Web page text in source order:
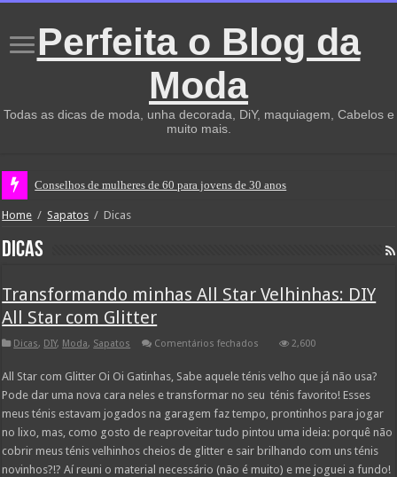
Perfeita o Blog da
Moda
Todas as dicas de moda, unha decorada, DiY, maquiagem, Cabelos e
muito mais.
Conselhos de mulheres de 60 para jovens de 30 anos
Home / Sapatos / Dicas
Dicas
Transformando minhas All Star Velhinhas: DIY
All Star com Glitter
Dicas, DIY, Moda, Sapatos Comentários fechados
All
Star
Velhinhas:
DIY
All
Star
com
Glitter
2,600
All Star com Glitter Oi Oi Gatinhas, Sabe aquele ténis velho que já não usa?
Pode dar uma nova cara neles e transformar no seu ténis favorito! Esses
meus ténis estavam jogados na garagem faz tempo, prontinhos para jogar
no lixo, mas, como gosto de reaproveitar tudo pintou uma ideia: porquê não
cobrir meus ténis velhinhos cheios de glitter e sair brilhando com uns ténis
novinhos?!? Aí reuni o material necessário (não é muito) e me joguei a fundo!